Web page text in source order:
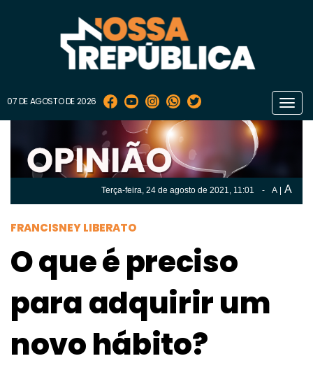
07 DE AGOSTO DE 2026
Terça-feira, 24 de agosto de 2021, 11:01 - A A
FRANCISNEY LIBERATO
O que é preciso
para adquirir um
novo hábito?